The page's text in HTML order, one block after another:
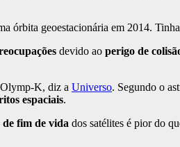
órbita geoestacionária em 2014.
devido ao perigo de
Olymp-K, diz a Universo. Segundo o
espaciais.
de fim de vida dos satélites é pior do